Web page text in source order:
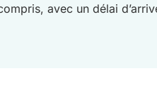
avec un délai